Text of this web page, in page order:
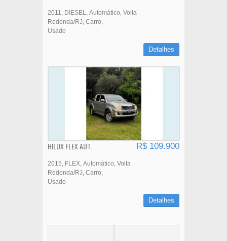
2011 DIESEL Automático Volta
Redonda/RJ Carro
Usado
Detalhes
HILUX FLEX AUT. R$ 109.900
2015 FLEX Automático Volta
Redonda/RJ Carro
Usado
Detalhes